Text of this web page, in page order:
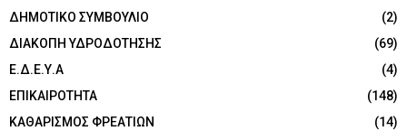
ΔΗΜΟΤΙΚΟ ΣΥΜΒΟΥΛΙΟ
(2)
ΔΙΑΚΟΠΗ ΥΔΡΟΔΟΤΗΣΗΣ
(69)
Ε.Δ.Ε.Υ.Α
(4)
ΕΠΙΚΑΙΡΟΤΗΤΑ
(148)
ΚΑΘΑΡΙΣΜΟΣ ΦΡΕΑΤΙΩΝ
(14)